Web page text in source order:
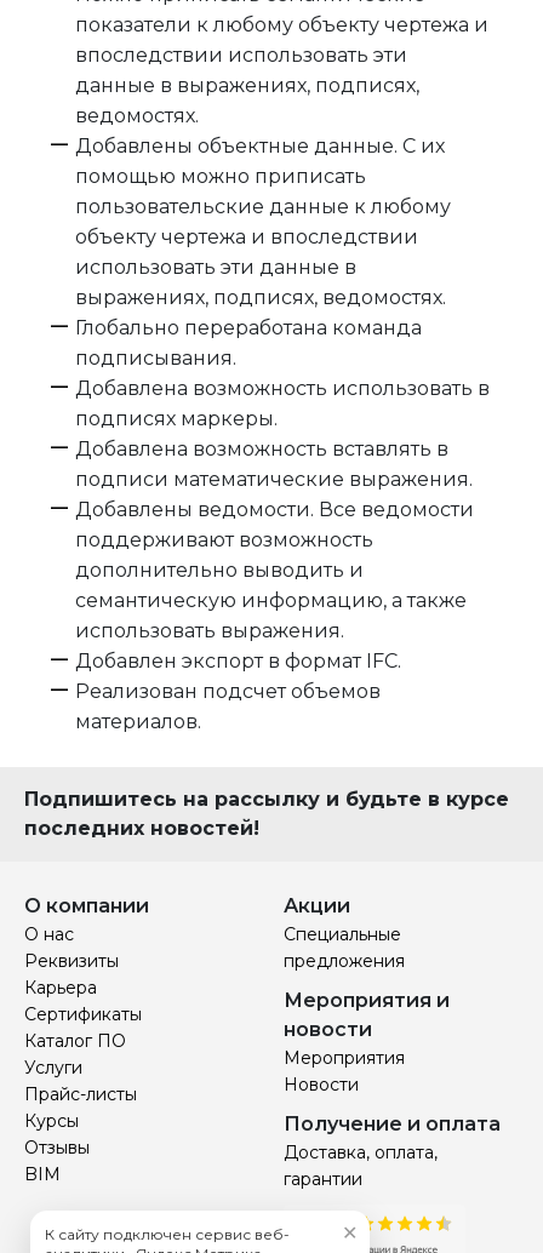
показатели к любому объекту чертежа и
впоследствии использовать эти
данные в выражениях, подписях,
ведомостях.
Добавлены объектные данные. С их
помощью можно приписать
пользовательские данные к любому
объекту чертежа и впоследствии
использовать эти данные в
выражениях, подписях, ведомостях.
Глобально переработана команда
подписывания.
Добавлена возможность использовать в
подписях маркеры.
Добавлена возможность вставлять в
подписи математические выражения.
Добавлены ведомости. Все ведомости
поддерживают возможность
дополнительно выводить и
семантическую информацию, а также
использовать выражения.
Добавлен экспорт в формат IFC.
Реализован подсчет объемов
материалов.
Подпишитесь на рассылку и будьте в курсе
последних новостей!
О компании
О нас
Реквизиты
Карьера
Сертификаты
Каталог ПО
Услуги
Прайс-листы
Курсы
Отзывы
BIM
Акции
Специальные
предложения
Мероприятия и
новости
Мероприятия
Новости
Получение и оплата
Доставка, оплата,
гарантии
К сайту подключен сервис веб-
✕